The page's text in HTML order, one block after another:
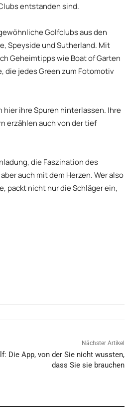
entstanden sind.
Golfclubs aus den
Speyside und Sutherland. Mit
Geheimtipps wie Boat of Garten
die jedes Green zum Fotomotiv
hier ihre Spuren hinterlassen. Ihre
erzählen auch von der tief
die Faszination des
auch mit dem Herzen. Wer also
packt nicht nur die Schläger ein,
Nächster Artikel
Die App, von der Sie nicht wussten,
dass Sie sie brauchen